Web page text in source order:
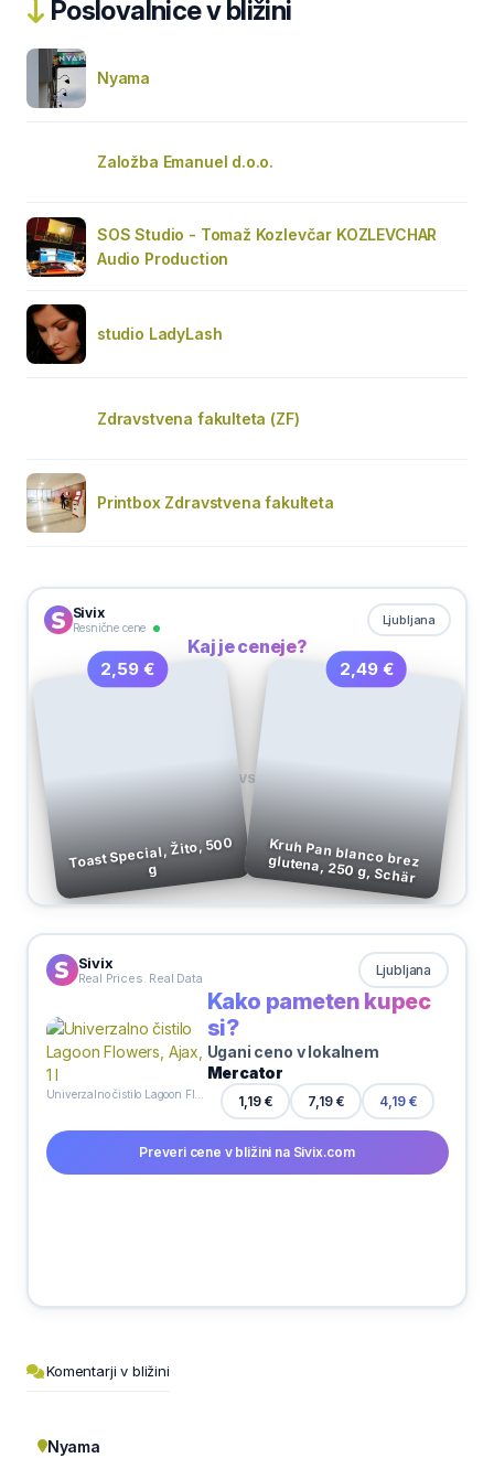
Poslovalnice v bližini
Nyama
Založba Emanuel d.o.o.
SOS Studio - Tomaž Kozlevčar KOZLEVCHAR
Audio Production
studio LadyLash
Zdravstvena fakulteta (ZF)
Printbox Zdravstvena fakulteta
Sivix
Resnične cene
Ljubljana
Kaj je ceneje?
2,59 €
Toast Special, Žito, 500
g
VS
2,49 €
Kruh Pan blanco brez glutena, 250 g, Schär
Sivix
Real Prices. Real Data Ljubljana
Kako pameten kupec
si?
Ugani ceno v lokalnem
Mercator
1,19 € 7,19 € 4,19 €
Preveri cene v bližini na Sivix.com
Komentarji v bližini
Nyama